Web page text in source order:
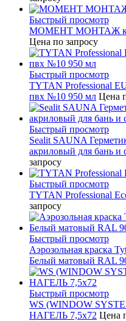
Быстрый просмотр
МОМЕНТ МОНТАЖ
Цена по запросу
Быстрый просмотр
TYTAN Professional
пвх №10 950 мл Цена
Быстрый просмотр
Sealit SAUNA
акриловый для бань и
запросу
Быстрый просмотр
TYTAN Professional
запросу
Быстрый просмотр
Аэрозольная краска
Белый матовый RAL
Быстрый просмотр
WS (WINDOW
НАГЕЛЬ 7,5х72 Цена